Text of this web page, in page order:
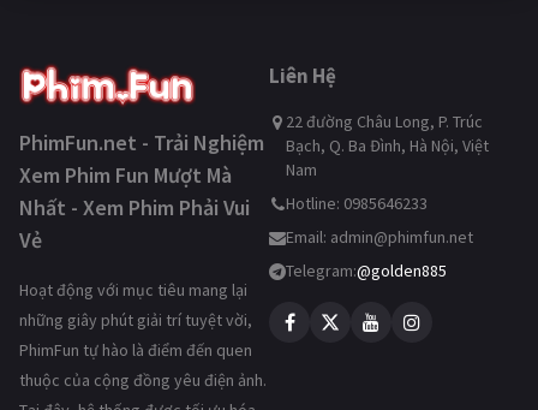
PhimFun.net - Trải Nghiệm
Xem Phim Fun Mượt Mà
Nhất - Xem Phim Phải Vui
Vẻ
Hoạt động với mục tiêu mang lại
những giây phút giải trí tuyệt vời,
PhimFun tự hào là điểm đến quen
thuộc của cộng đồng yêu điện ảnh.
Liên Hệ
22 đường Châu Long, P. Trúc
Bạch, Q. Ba Đình, Hà Nội, Việt
Nam
Hotline: 0985646233
Email: admin@phimfun.net
Telegram:@golden885